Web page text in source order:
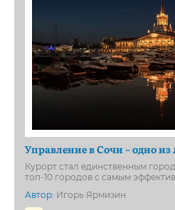
Управление в Сочи – одно
Курорт стал единственным
топ-10 городов с самым
Автор: Игорь Ярмизин